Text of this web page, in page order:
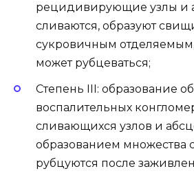
рецидивирующие узлы и
сливаются, образуют
сукровичным отделяемым,
может рубцеваться;
Степень III: образование
воспалительных
сливающихся узлов и
образованием множества
рубцуются после